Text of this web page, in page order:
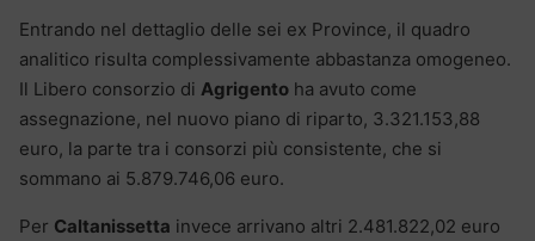
Entrando nel dettaglio delle sei ex Province, il quadro
analitico risulta complessivamente abbastanza omogeneo.
Il Libero consorzio di Agrigento ha avuto come
assegnazione, nel nuovo piano di riparto, 3.321.153,88
euro, la parte tra i consorzi più consistente, che si
sommano ai 5.879.746,06 euro.
Per Caltanissetta invece arrivano altri 2.481.822,02 euro